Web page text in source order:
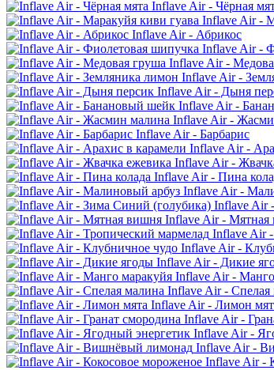
Inflave Air - Чёрная
Inflave Air -
Inflave Air - Абрикос
Inflave Air -
Inflave Air -
Inflave Air -
Inflave Air - Дыня
Inflave Air -
Inflave Air -
Inflave Air - Барбарис
Inflave Air -
Inflave Air -
Inflave Air - Пина
Inflave Air -
Inflave Air
Inflave Air - Мятная
Inflave Air
Inflave Air -
Inflave Air - Дикие
Inflave Air -
Inflave Air - Спелая
Inflave Air - Лимон
Inflave Air -
Inflave Air -
Inflave Air -
Inflave Air -